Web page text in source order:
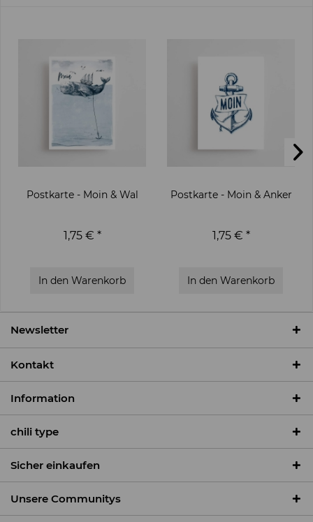
Postkarte - Moin & Wal
1,75 € *
In den Warenkorb
Postkarte - Moin & Anker
1,75 € *
In den Warenkorb
Newsletter
Kontakt
Information
chili type
Sicher einkaufen
Unsere Communitys